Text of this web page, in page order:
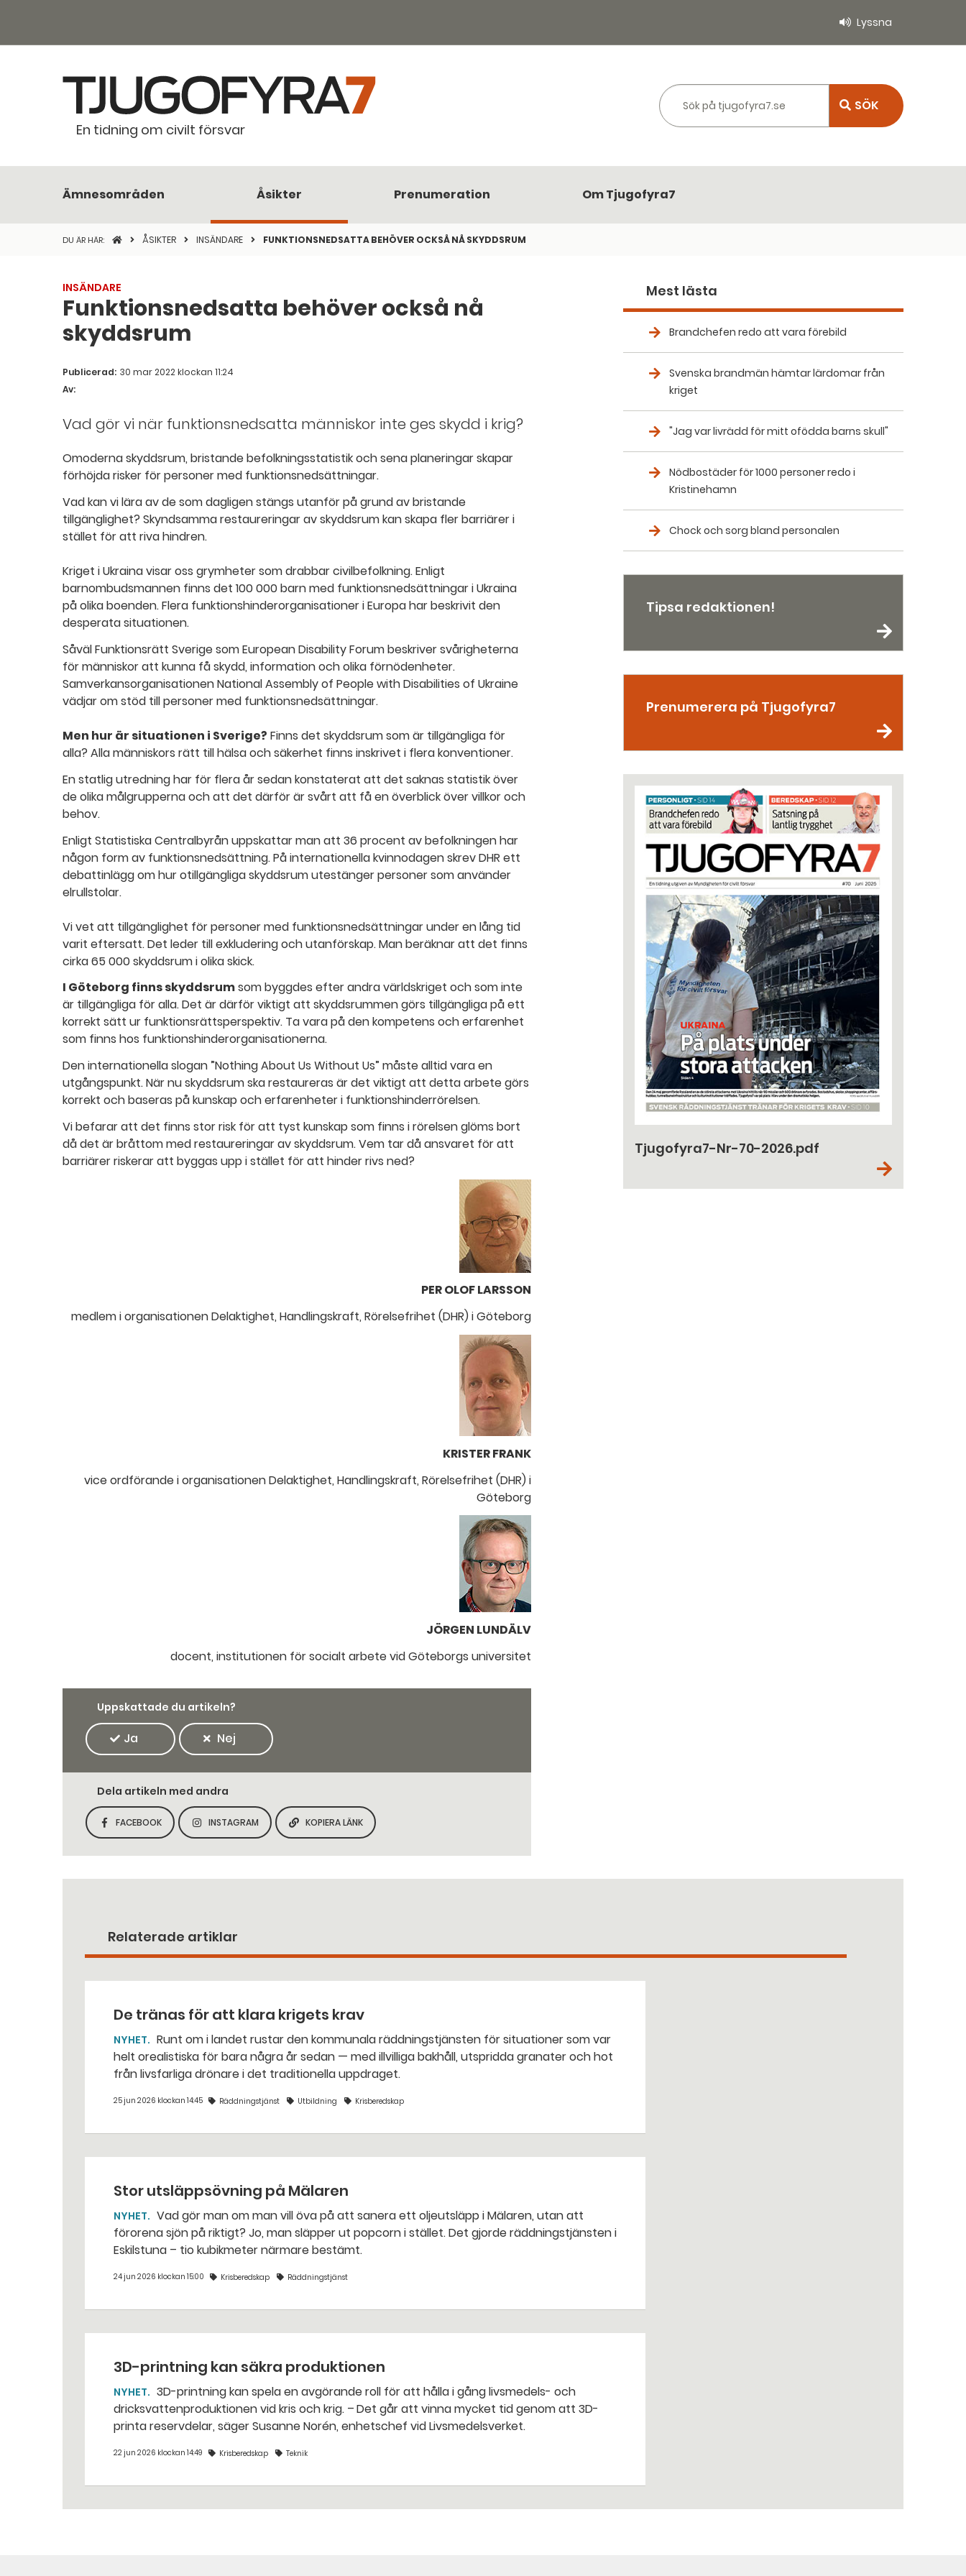
Lyssna
En tidning om civilt försvar
Sök på tjugofyra7.se
Ämnesområden Åsikter Prenumeration Om Tjugofyra7
DU ÄR HÄR: STARTSIDAN
ÅSIKTER INSÄNDARE FUNKTIONSNEDSATTA BEHÖVER OCKSÅ NÅ SKYDDSRUM
INSÄNDARE
Funktionsnedsatta behöver också nå
skyddsrum
Publicerad: 30 mar 2022 klockan 11:24
Av:
Vad gör vi när funktionsnedsatta människor inte ges skydd i krig?
Omoderna skyddsrum, bristande befolkningsstatistik och sena planeringar skapar
förhöjda risker för personer med funktionsnedsättningar.
Vad kan vi lära av de som dagligen stängs utanför på grund av bristande
tillgänglighet? Skyndsamma restaureringar av skyddsrum kan skapa fler barriärer i
stället för att riva hindren.
Kriget i Ukraina visar oss grymheter som drabbar civilbefolkning. Enligt
barnombudsmannen finns det 100 000 barn med funktionsnedsättningar i Ukraina
på olika boenden. Flera funktionshinderorganisationer i Europa har beskrivit den
desperata situationen.
Såväl Funktionsrätt Sverige som European Disability Forum beskriver svårigheterna
för människor att kunna få skydd, information och olika förnödenheter.
Samverkansorganisationen National Assembly of People with Disabilities of Ukraine
vädjar om stöd till personer med funktionsnedsättningar.
Men hur är situationen i Sverige? Finns det skyddsrum som är tillgängliga för
alla? Alla människors rätt till hälsa och säkerhet finns inskrivet i flera konventioner.
En statlig utredning har för flera år sedan konstaterat att det saknas statistik över
de olika målgrupperna och att det därför är svårt att få en överblick över villkor och
behov.
Enligt Statistiska Centralbyrån uppskattar man att 36 procent av befolkningen har
någon form av funktionsnedsättning. På internationella kvinnodagen skrev DHR ett
debattinlägg om hur otillgängliga skyddsrum utestänger personer som använder
elrullstolar.
Vi vet att tillgänglighet för personer med funktionsnedsättningar under en lång tid
varit eftersatt. Det leder till exkludering och utanförskap. Man beräknar att det finns
cirka 65 000 skyddsrum i olika skick.
I Göteborg finns skyddsrumsom byggdes efter andra världskriget och som inte
är tillgängliga för alla. Det är därför viktigt att skyddsrummen görs tillgängliga på ett
korrekt sätt ur funktionsrättsperspektiv. Ta vara på den kompetens och erfarenhet
som finns hos funktionshinderorganisationerna.
Den internationella slogan ”Nothing About Us Without Us” måste alltid vara en
utgångspunkt. När nu skyddsrum ska restaureras är det viktigt att detta arbete görs
korrekt och baseras på kunskap och erfarenheter i funktionshinderrörelsen.
Vi befarar att det finns stor risk för att tyst kunskap som finns i rörelsen glöms bort
då det är bråttom med restaureringar av skyddsrum. Vem tar då ansvaret för att
barriärer riskerar att byggas upp i stället för att hinder rivs ned?
PER OLOF LARSSON
medlem i organisationen Delaktighet, Handlingskraft, Rörelsefrihet (DHR) i Göteborg
KRISTER FRANK
vice ordförande i organisationen Delaktighet, Handlingskraft, Rörelsefrihet (DHR) i
Göteborg
JÖRGEN LUNDÄLV
docent, institutionen för socialt arbete vid Göteborgs universitet
Uppskattade du artikeln?
Ja Nej
Dela artikeln med andra
DELA SIDAN PÅ
FACEBOOK
DELA SIDAN PÅ
INSTAGRAM
KOPIERA SIDANS LÄNK
KOPIERA LÄNK
Mest lästa
Brandchefen redo att vara förebild
Svenska brandmän hämtar lärdomar från
kriget
"Jag var livrädd för mitt ofödda barns skull"
Nödbostäder för 1000 personer redo i
Kristinehamn
Chock och sorg bland personalen
Tipsa redaktionen!
Prenumerera på Tjugofyra7
Tjugofyra7-Nr-70-2026.pdf
Relaterade artiklar
De tränas för att klara krigets krav
NYHET
helt orealistiska för bara några år sedan — med illvilliga bakhåll, utspridda granater och hot
från livsfarliga drönare i det traditionella uppdraget.
25 jun 2026 klockan 14:45 Räddningstjänst Utbildning Krisberedskap
Stor utsläppsövning på Mälaren
NYHET
förorena sjön på riktigt? Jo, man släpper ut popcorn i stället. Det gjorde räddningstjänsten i
Eskilstuna – tio kubikmeter närmare bestämt.
24 jun 2026 klockan 15:00 Krisberedskap Räddningstjänst
3D-printning kan säkra produktionen
NYHET
dricksvattenproduktionen vid kris och krig. – Det går att vinna mycket tid genom att 3D-
printa reservdelar, säger Susanne Norén, enhetschef vid Livsmedelsverket.
22 jun 2026 klockan 14:49 Krisberedskap Teknik